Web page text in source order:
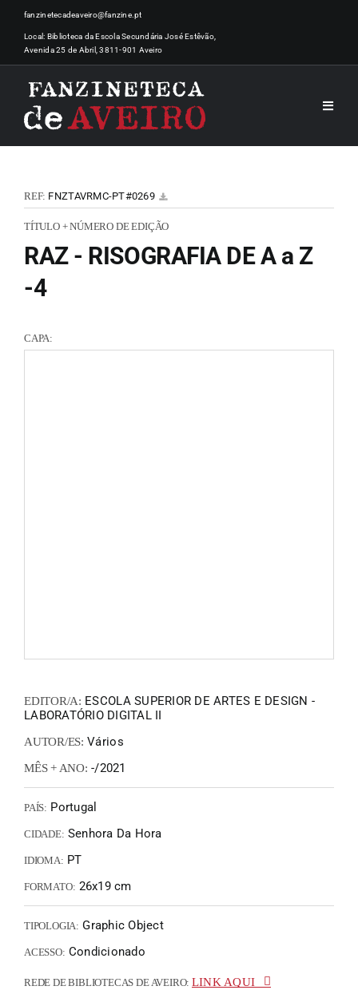
Skip
content
fanzinetecadeaveiro@fanzine.pt
Local: Biblioteca da Escola Secundária José Estêvão,
Avenida 25 de Abril, 3811-901 Aveiro
Toggle
REF: FNZTAVRMC-PT#0269
TÍTULO + NÚMERO DE EDIÇÃO
RAZ - RISOGRAFIA DE A a Z
-4
CAPA:
EDITOR/A: ESCOLA SUPERIOR DE ARTES E DESIGN -
LABORATÓRIO DIGITAL II
AUTOR/ES: Vários
MÊS + ANO: -/2021
PAÍS: Portugal
CIDADE: Senhora Da Hora
IDIOMA: PT
FORMATO: 26x19 cm
TIPOLOGIA: Graphic Object
ACESSO: Condicionado
REDE DE BIBLIOTECAS DE AVEIRO: LINK AQUI